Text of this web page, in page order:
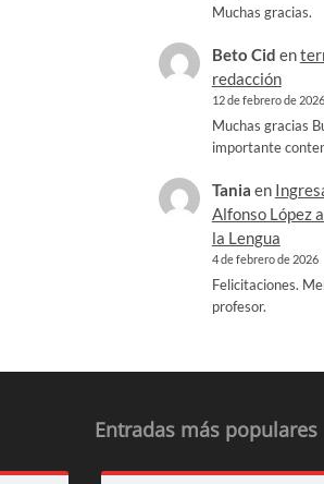
Muchas gracias.
Beto Cid en
redacción
12 de febrero de 2026
Muchas gracias
importante
Tania en
Alfonso López
la Lengua
4 de febrero de 2026
Felicitaciones.
profesor.
Entradas más populares